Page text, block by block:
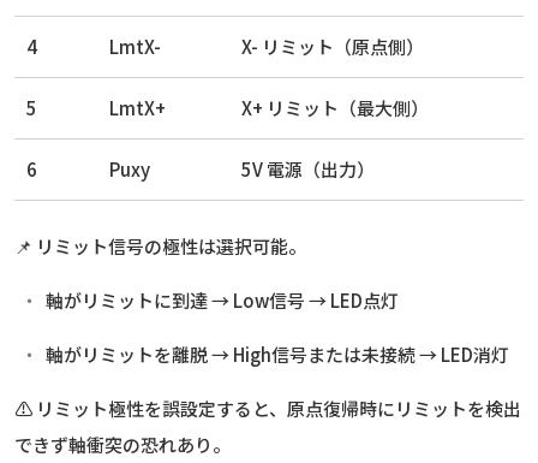
4 LmtX- X- リミット（原点側）
5 LmtX+ X+ リミット（最大側）
6 Puxy 5V 電源（出力）
📌 リミット信号の極性は選択可能。
軸がリミットに到達 → Low信号 → LED点灯
軸がリミットを離脱 → High信号または未接続 → LED消灯
⚠️ リミット極性を誤設定すると、原点復帰時にリミットを検出
できず軸衝突の恐れあり。